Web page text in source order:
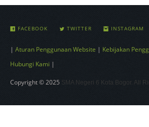
FACEBOOK TWITTER INSTAGRAM
| Aturan Penggunaan Website | Kebijakan
Hubungi Kami |
Copyright © 2025 SMA Negeri 6 Kota Bogor. All